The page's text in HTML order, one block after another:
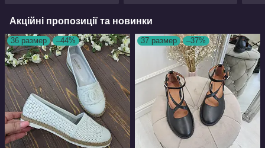
Акційні пропозиції та новинки
36 размер –44% 37 размер –37%